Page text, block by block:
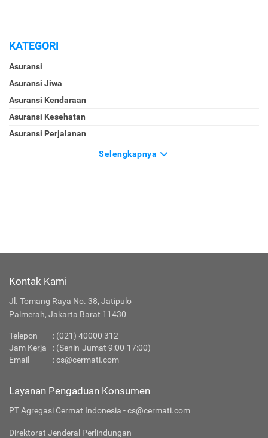
KATEGORI
Asuransi
Asuransi Jiwa
Asuransi Kendaraan
Asuransi Kesehatan
Asuransi Perjalanan
Selengkapnya
Kontak Kami
Jl. Tomang Raya No. 38, Jatipulo
Palmerah, Jakarta Barat 11430
Telepon : (021) 40000 312
Jam Kerja
: (Senin-Jumat 9:00-17:00)
Email
:cs@cermati.com
Layanan Pengaduan Konsumen
PT Agregasi Cermat Indonesia - cs@cermati.com
Direktorat Jenderal Perlindungan